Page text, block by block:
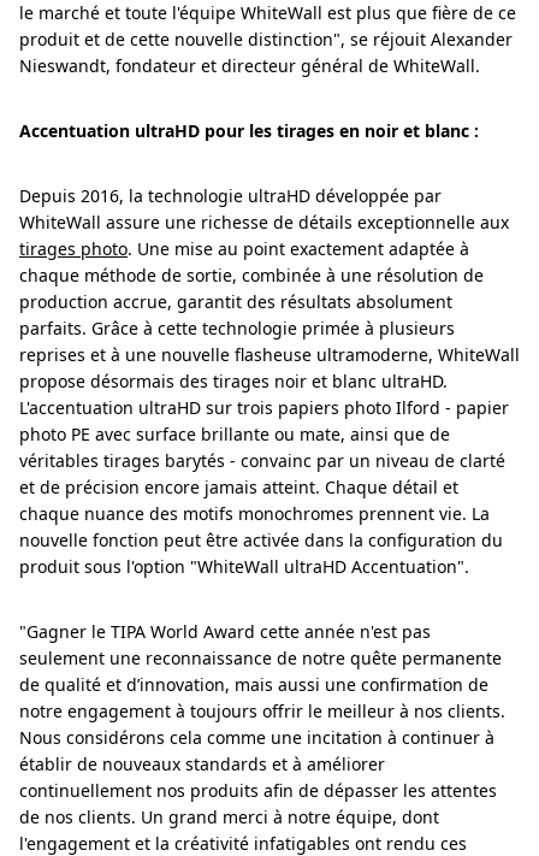
le marché et toute l'équipe WhiteWall est plus que fière de ce
produit et de cette nouvelle distinction", se réjouit Alexander
Nieswandt, fondateur et directeur général de WhiteWall.
Accentuation ultraHD pour les tirages en noir et blanc :
Depuis 2016, la technologie ultraHD développée par
WhiteWall assure une richesse de détails exceptionnelle aux
tirages photo. Une mise au point exactement adaptée à
chaque méthode de sortie, combinée à une résolution de
production accrue, garantit des résultats absolument
parfaits. Grâce à cette technologie primée à plusieurs
reprises et à une nouvelle flasheuse ultramoderne, WhiteWall
propose désormais des tirages noir et blanc ultraHD.
L'accentuation ultraHD sur trois papiers photo Ilford - papier
photo PE avec surface brillante ou mate, ainsi que de
véritables tirages barytés - convainc par un niveau de clarté
et de précision encore jamais atteint. Chaque détail et
chaque nuance des motifs monochromes prennent vie. La
nouvelle fonction peut être activée dans la configuration du
produit sous l'option "WhiteWall ultraHD Accentuation".
"Gagner le TIPA World Award cette année n'est pas
seulement une reconnaissance de notre quête permanente
de qualité et d’innovation, mais aussi une confirmation de
notre engagement à toujours offrir le meilleur à nos clients.
Nous considérons cela comme une incitation à continuer à
établir de nouveaux standards et à améliorer
continuellement nos produits afin de dépasser les attentes
de nos clients. Un grand merci à notre équipe, dont
l'engagement et la créativité infatigables ont rendu ces